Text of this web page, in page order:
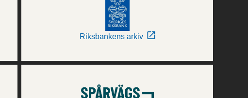
Riksbankens arkiv